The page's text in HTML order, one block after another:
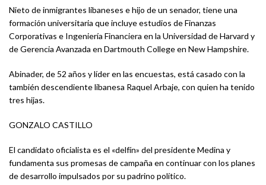
Nieto de inmigrantes libaneses e hijo de un senador, tiene una
formación universitaria que incluye estudios de Finanzas
Corporativas e Ingeniería Financiera en la Universidad de Harvard y
de Gerencia Avanzada en Dartmouth College en New Hampshire.
Abinader, de 52 años y líder en las encuestas, está casado con la
también descendiente libanesa Raquel Arbaje, con quien ha tenido
tres hijas.
GONZALO CASTILLO
El candidato oficialista es el «delfín» del presidente Medina y
fundamenta sus promesas de campaña en continuar con los planes
de desarrollo impulsados por su padrino político.